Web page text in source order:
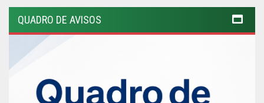
QUADRO DE AVISOS